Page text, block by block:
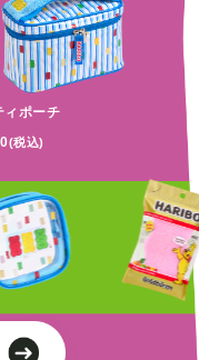
ィポーチ
(税込)